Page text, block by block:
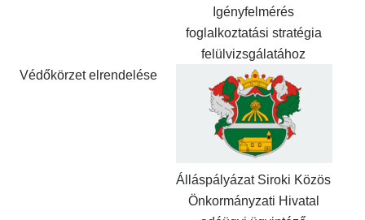
Igényfelmérés
foglalkoztatási stratégia
felülvizsgálatához
Védőkörzet elrendelése
Álláspályázat Siroki Közös
Önkormányzati Hivatal